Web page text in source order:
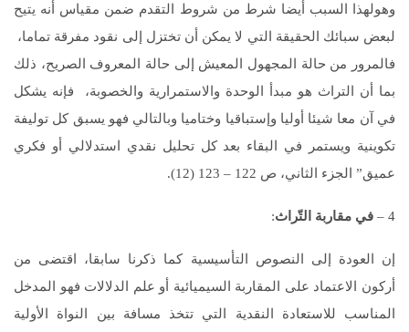
وهولهذا السبب أيضا شرط من شروط التقدم ضمن مقياس أنه يتيح
لبعض سبائك الحقيقة التي لا يمكن أن تختزل إلى نقود مفرقة تماما،
فالمرور من حالة المجهول المعيش إلى حالة المعروف الصريح، ذلك
بما أن التراث هو مبدأ الوحدة والاستمرارية والخصوبة، فإنه يشكل
في آن معا شيئا أوليا وإستباقيا وختاميا وبالتالي فهو يسبق كل توليفة
تكوينية ويستمر في البقاء بعد كل تحليل نقدي استدلالي أو فكري
عميق” الجزء الثاني، ص 122 – 123 (12).
4 – في مقاربة التّراث:
إن العودة إلى النصوص التأسيسية كما ذكرنا سابقا، اقتضى من
أركون الاعتماد على المقاربة السيميائية أو علم الدلالات فهو المدخل
المناسب للاستعادة النقدية التي تتخذ مسافة بين النواة الأولية